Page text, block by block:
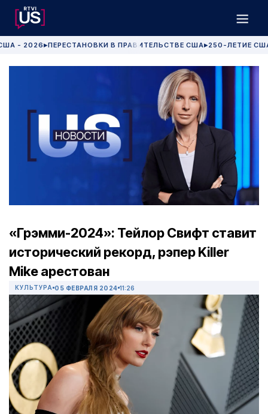
- 2026 ▶ПЕРЕСТАНОВКИ В ПРАВИТЕЛЬСТВЕ США▶250-ЛЕТИЕ
«Грэмми-2024»: Тейлор Свифт ставит
исторический рекорд, рэпер Killer
Mike арестован
КУЛЬТУРА 05 ФЕВРАЛЯ 2024 11:26